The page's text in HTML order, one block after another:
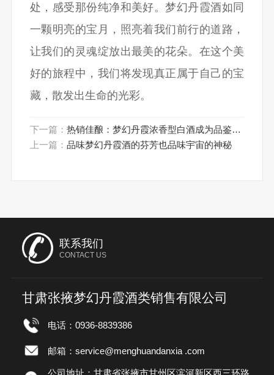
处，感受那份纯净和美好。梦幻丹霞酒如同
一颗明亮的宝月，照亮着我们前行的道路，
让我们的灵魂绽放出最美的花朵。在这个美
好的旅程中，我们将发现真正属于自己的宝
藏，散发出生命的光彩。
下一篇： 热销佳酿：梦幻丹霞浓香型白酒成为品鉴大
师心头好
上一篇： 品味梦幻丹霞酒的芬芳也品味宇宙的神秘
联系我们
CONTACT US
甘肃张掖梦幻丹霞酒类销售有限公司
电话：0936-8839386
邮箱：service@menghuandanxia .com
公司地址：甘肃省张掖市甘州区滨河新区西三环路